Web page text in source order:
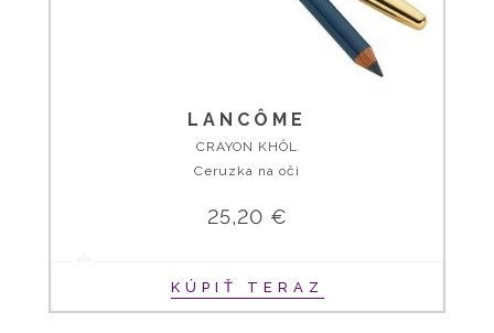
LANCÔME
CRAYON KHÔL
Ceruzka na oči
25,20 €
KÚPIŤ TERAZ